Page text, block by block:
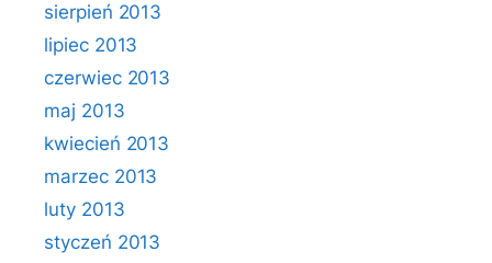
sierpień 2013
lipiec 2013
czerwiec 2013
maj 2013
kwiecień 2013
marzec 2013
luty 2013
styczeń 2013